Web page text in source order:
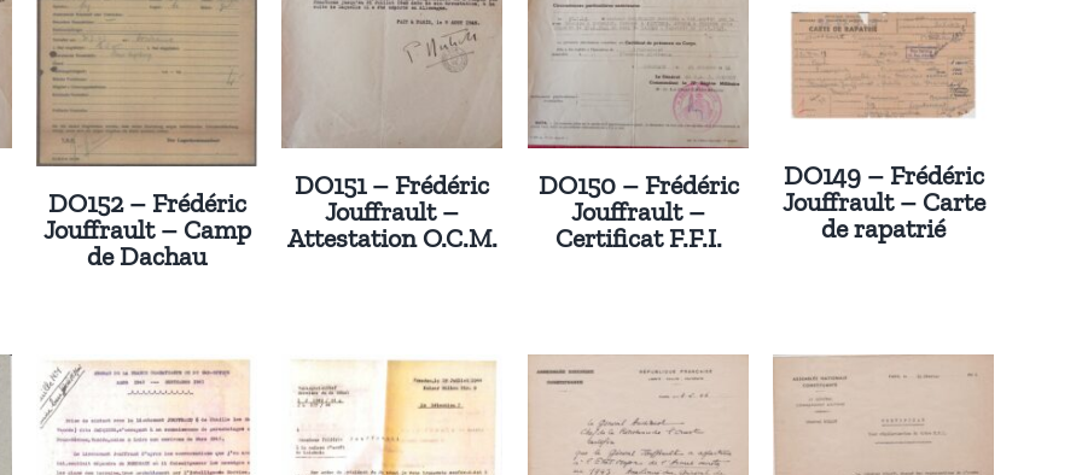
DO152 – Frédéric
Jouffrault – Camp
de Dachau
DO151 – Frédéric
Jouffrault –
Attestation O.C.M.
DO150 – Frédéric
Jouffrault –
Certificat F.F.I.
DO149 – Frédéric
Jouffrault – Carte
de rapatrié